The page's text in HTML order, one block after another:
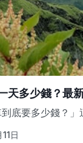
天多少錢？最
到底要多少錢？
日